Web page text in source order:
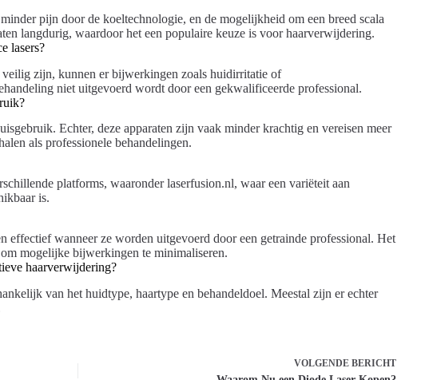
pijn door de koeltechnologie, en de mogelijkheid om een breed scala
langdurig, waardoor het een populaire keuze is voor haarverwijdering.
lasers?
veilig zijn, kunnen er bijwerkingen zoals huidirritatie of
niet uitgevoerd wordt door een gekwalificeerde professional.
Echter, deze apparaten zijn vaak minder krachtig en vereisen meer
als professionele behandelingen.
platforms, waaronder laserfusion.nl, waar een variëteit aan
is.
effectief wanneer ze worden uitgevoerd door een getrainde professional. Het
mogelijke bijwerkingen te minimaliseren.
haarverwijdering?
van het huidtype, haartype en behandeldoel. Meestal zijn er echter
VOLGENDEBERICHT